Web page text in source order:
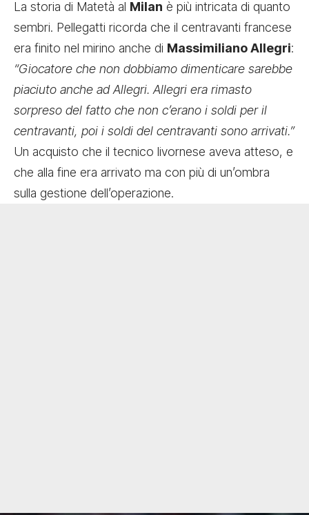
La storia di Matetà al Milan è più intricata di quanto
sembri. Pellegatti ricorda che il centravanti francese
era finito nel mirino anche di Massimiliano Allegri:
“Giocatore che non dobbiamo dimenticare sarebbe
piaciuto anche ad Allegri. Allegri era rimasto
sorpreso del fatto che non c’erano i soldi per il
centravanti, poi i soldi del centravanti sono arrivati.”
Un acquisto che il tecnico livornese aveva atteso, e
che alla fine era arrivato ma con più di un’ombra
sulla gestione dell’operazione.